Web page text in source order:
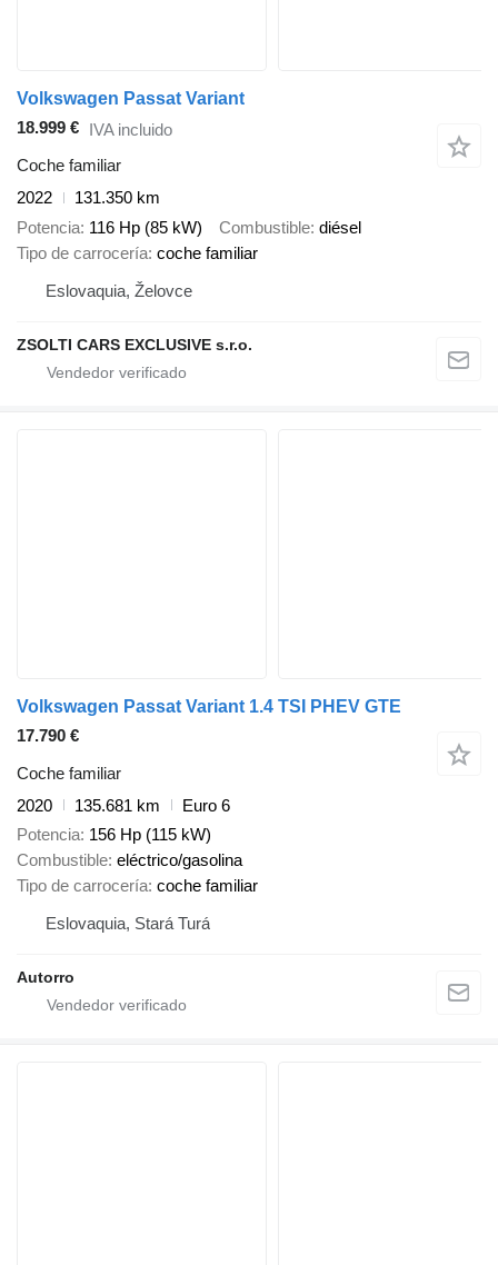
a pontos felszereltségről kérjük tájékozódjon személyesen
Bővebben
Volkswagen Passat Variant
18.999 € IVA incluido
Coche familiar
2022
131.350 km
Potencia 116 Hp (85 kW) Combustible diésel
Tipo de carrocería coche familiar
Eslovaquia, Želovce
ZSOLTI CARS EXCLUSIVE s.r.o.
Volkswagen Passat Variant 1.4 TSI PHEV GTE
17.790 €
Coche familiar
2020
135.681 km
Euro 6
Potencia 156 Hp (115 kW)
Combustible eléctrico/gasolina
Tipo de carrocería coche familiar
Eslovaquia, Stará Turá
Autorro